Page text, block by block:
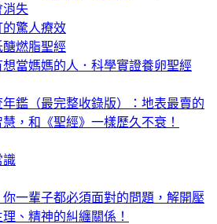
消失
的驚人療效
醣燃脂聖經
想當媽媽的人．科學實證養卵聖經
年鑑（最完整收錄版）：地表最賣的
，和《聖經》一樣歷久不衰！
識
你一輩子都必須面對的問題，解開壓
、精神的糾纏關係！